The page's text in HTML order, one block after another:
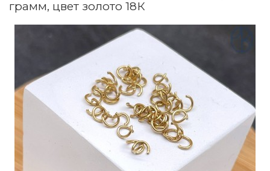
грамм, цвет золото 18К